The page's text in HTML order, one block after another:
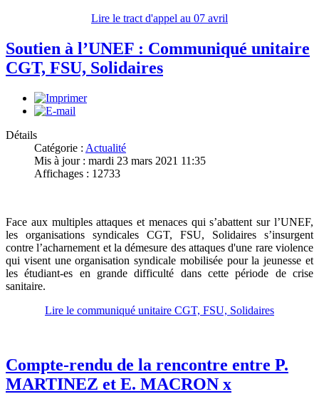
Lire le tract d'appel au 07 avril
Soutien à l’UNEF : Communiqué unitaire
CGT, FSU, Solidaires
Détails
Catégorie : Actualité
Mis à jour : mardi 23 mars 2021 11:35
Affichages : 12733
Face aux multiples attaques et menaces qui s’abattent sur l’UNEF,
les organisations syndicales CGT, FSU, Solidaires s’insurgent
contre l’acharnement et la démesure des attaques d'une rare violence
qui visent une organisation syndicale mobilisée pour la jeunesse et
les étudiant-es en grande difficulté dans cette période de crise
sanitaire.
Lire le communiqué unitaire CGT, FSU, Solidaires
Compte-rendu de la rencontre entre P.
MARTINEZ et E. MACRON x